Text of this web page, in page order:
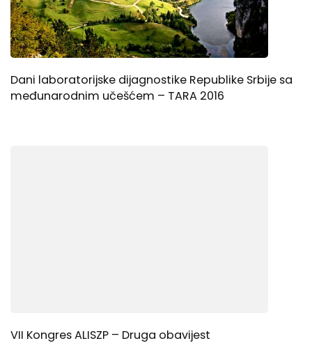
Dani laboratorijske dijagnostike Republike Srbije sa
međunarodnim učešćem – TARA 2016
VII Kongres ALISZP – Druga obavijest